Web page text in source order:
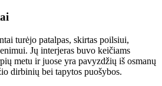
turėjo patalpas, skirtas poilsiui,
Jų interjeras buvo keičiams
metu ir juose yra pavyzdžių iš osmanų
dirbinių bei tapytos puošybos.